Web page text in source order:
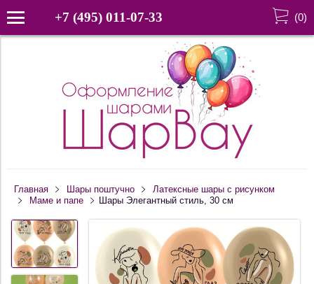
+7 (495) 011-07-33 (0)
Главная Шары поштучно
Латексные шары с рисунком
Маме и папе
Шары Элегантный стиль, 30 см